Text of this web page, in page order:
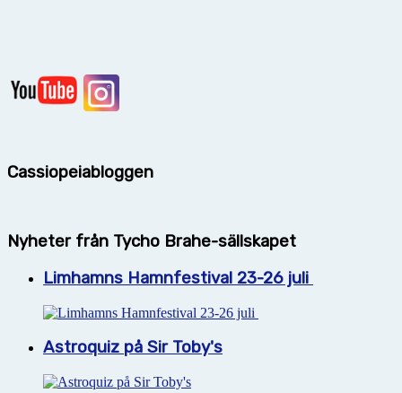
Cassiopeiabloggen
Nyheter från Tycho Brahe-sällskapet
Limhamns Hamnfestival 23-26 juli
Astroquiz på Sir Toby's